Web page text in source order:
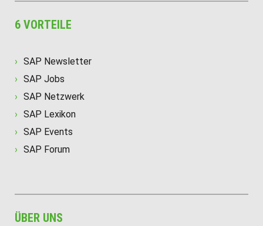
6 VORTEILE
SAP Newsletter
SAP Jobs
SAP Netzwerk
SAP Lexikon
SAP Events
SAP Forum
ÜBER UNS